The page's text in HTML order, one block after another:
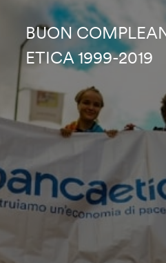
BUON
ETICA 1999-2019